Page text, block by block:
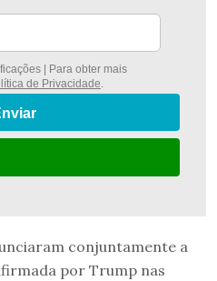
| Para obter mais
de Privacidade
conjuntamente a
por Trump nas